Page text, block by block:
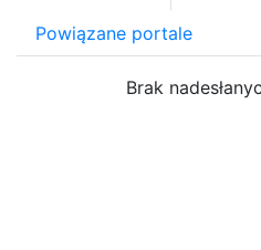
Powiązane portale
Brak